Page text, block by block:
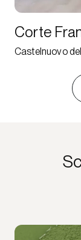
Corte
Castelnuovo